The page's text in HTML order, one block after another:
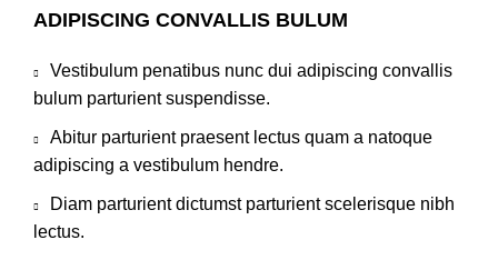
ADIPISCING CONVALLIS BULUM
Vestibulum penatibus nunc dui adipiscing convallis
bulum parturient suspendisse.
Abitur parturient praesent lectus quam a natoque
adipiscing a vestibulum hendre.
Diam parturient dictumst parturient scelerisque nibh
lectus.